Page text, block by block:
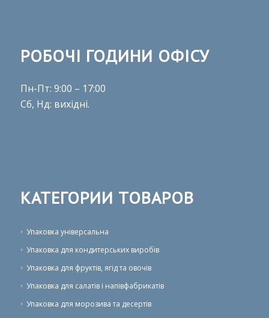
РОБОЧІ ГОДИНИ ОФІСУ
Пн-Пт: 9:00 – 17:00
Сб, Нд: вихідні.
КАТЕГОРИИ ТОВАРОВ
Упаковка універсальна
Упаковка для кондитерських виробів
Упаковка для фруктів, ягід та овочів
Упаковка для салатів і напівфабрикатів
Упаковка для морозива та десертів